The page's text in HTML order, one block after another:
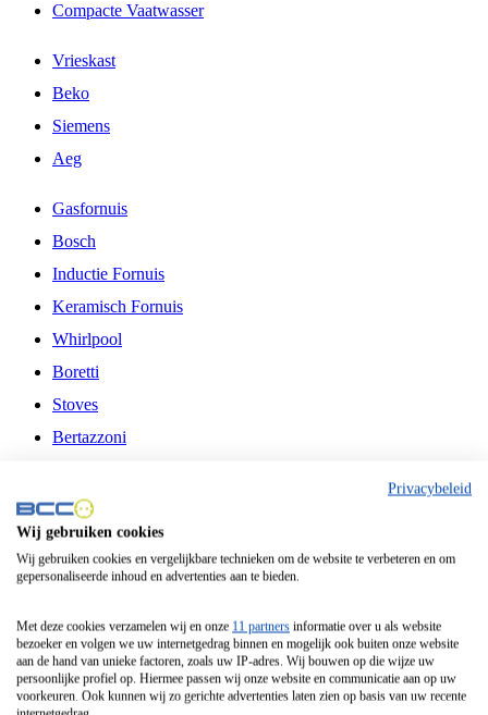
Compacte Vaatwasser
Vrieskast
Beko
Siemens
Aeg
Gasfornuis
Bosch
Inductie Fornuis
Keramisch Fornuis
Whirlpool
Boretti
Stoves
Bertazzoni
Fitelli
Airfryer
Frituurpan
Contactgrill
Broodbakmachine
Broodrooster
Privacybeleid
Wij gebruiken cookies
Wij gebruiken cookies en vergelijkbare technieken om de website te verbeteren en om
gepersonaliseerde inhoud en advertenties aan te bieden.
Met deze cookies verzamelen wij en onze 11 partners informatie over u als website
bezoeker en volgen we uw internetgedrag binnen en mogelijk ook buiten onze website
aan de hand van unieke factoren, zoals uw IP-adres. Wij bouwen op die wijze uw
persoonlijke profiel op. Hiermee passen wij onze website en communicatie aan op uw
voorkeuren. Ook kunnen wij zo gerichte advertenties laten zien op basis van uw recente